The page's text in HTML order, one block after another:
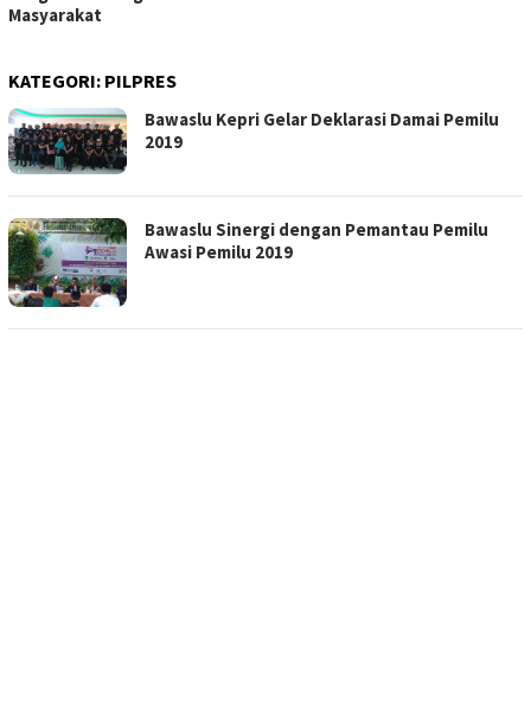
Masyarakat
KATEGORI: PILPRES
Bawaslu Kepri Gelar Deklarasi Damai Pemilu
2019
Bawaslu Sinergi dengan Pemantau Pemilu
Awasi Pemilu 2019